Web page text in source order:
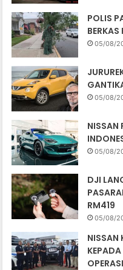
POLIS
BERKAS
05/08/
05/08/
NISSAN
05/08/
DJI
RM419
05/08/
NISSAN
OPERASI